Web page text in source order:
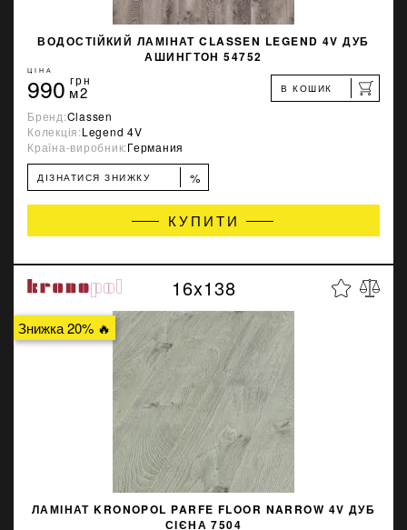
ВОДОСТІЙКИЙ ЛАМІНАТ CLASSEN LEGEND 4V ДУБ
АШИНГТОН 54752
ЦІНА
990 грн
м2 В КОШИК
Бренд:Classen
Колекція:Legend 4V
Країна-виробник:Германия
ДІЗНАТИСЯ ЗНИЖКУ %
КУПИТИ
Знижка 20% 🔥
16x138
ЛАМІНАТ KRONOPOL PARFE FLOOR NARROW 4V ДУБ
СІЄНА 7504